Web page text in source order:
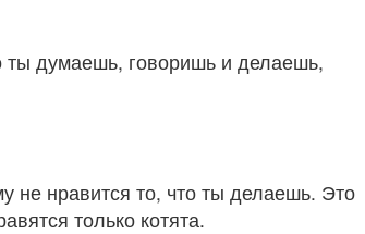
ты думаешь, говоришь и делаешь,
не нравится то, что ты делаешь. Это
только котята.